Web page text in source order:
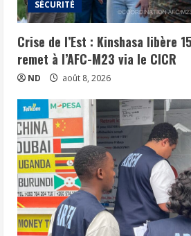
SÉCURITÉ
Crise de l’Est : Kinshasa libère
remet à l’AFC-M23 via le CICR
ND août 8, 2026